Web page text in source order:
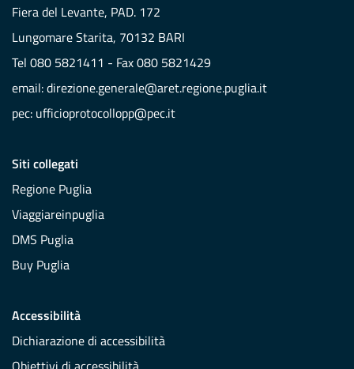
Fiera del Levante, PAD. 172
Lungomare Starita, 70132 BARI
Tel 080 5821411 - Fax 080 5821429
email:direzione.generale@aret.regione.puglia.it
pec: ufficioprotocollopp@pec.it
Siti collegati
Regione Puglia
Viaggiareinpuglia
DMS Puglia
Buy Puglia
Accessibilità
Dichiarazione di accessibilità